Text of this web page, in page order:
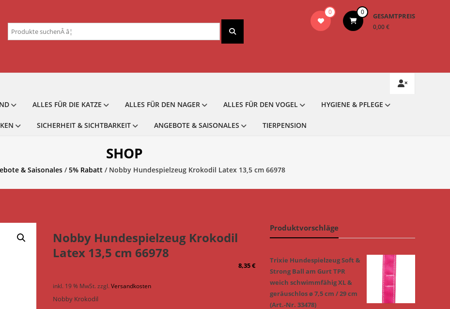
0 0 GESAMTPREIS
0,00 €
Suchen
nach:
ALLES FÜR DIE KATZE ALLES FÜR DEN NAGER ALLES FÜR DEN VOGEL HYGIENE & PFLEGE
SICHERHEIT & SICHTBARKEIT ANGEBOTE & SAISONALES TIERPENSION
SHOP
& Saisonales/5% Rabatt/ Nobby Hundespielzeug Krokodil Latex 13,5 cm 66978
Nobby Hundespielzeug Krokodil
Latex 13,5 cm 66978
8,35€
inkl. 19 % MwSt. zzgl.Versandkosten
Nobby Krokodil
Produktvorschläge
Trixie Hundespielzeug Soft &
Strong Ball am Gurt TPR
weich schwimmfähig XL &
geräuschlos ø 7,5 cm / 29 cm
(Art.-Nr. 33478)